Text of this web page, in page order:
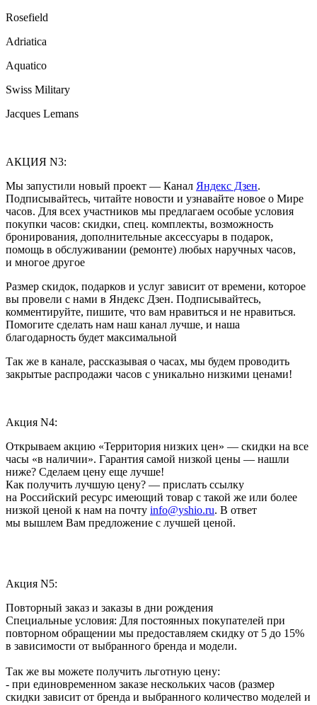
Rosefield
Adriatica
Aquatico
Swiss Military
Jacques Lemans
АКЦИЯ N3:
Мы запустили новый проект — Канал Яндекс Дзен.
Подписывайтесь, читайте новости и узнавайте новое о Мире
часов. Для всех участников мы предлагаем особые условия
покупки часов: скидки, спец. комплекты, возможность
бронирования, дополнительные аксессуары в подарок,
помощь в обслуживании (ремонте) любых наручных часов,
и многое другое
Размер скидок, подарков и услуг зависит от времени, которое
вы провели с нами в Яндекс Дзен. Подписывайтесь,
комментируйте, пишите, что вам нравиться и не нравиться.
Помогите сделать нам наш канал лучше, и наша
благодарность будет максимальной
Так же в канале, рассказывая о часах, мы будем проводить
закрытые распродажи часов с уникально низкими ценами!
Акция N4:
Открываем акцию «Территория низких цен» — скидки на все
часы «в наличии». Гарантия самой низкой цены — нашли
ниже? Сделаем цену еще лучше!
Как получить лучшую цену? — прислать ссылку
на Российский ресурс имеющий товар с такой же или более
низкой ценой к нам на почту info@yshio.ru. В ответ
мы вышлем Вам предложение с лучшей ценой.
Акция N5:
Повторный заказ и заказы в дни рождения
Специальные условия: Для постоянных покупателей при
повторном обращении мы предоставляем скидку от 5 до 15%
в зависимости от выбранного бренда и модели.
Так же вы можете получить льготную цену:
- при единовременном заказе нескольких часов (размер
скидки зависит от бренда и выбранного количество моделей и